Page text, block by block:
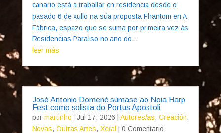
canario está a traballar en residencia desde o
pasado 6 de xullo na súa proposta Phantom en A
Fábrica, espazo que se suma por primeira vez ás
Residencias Paraíso no ano do...
leer más
José Antonio Domené súmase ao Noia Harp
Fest como solista do Portus Apostoli
por martinho Jul 17, 2026 Autores/as, Creación,
Novas, Outras Artes, Xeral
| 0 Comentario